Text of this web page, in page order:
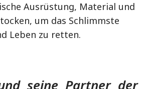
Ausrüstung, Material und
um das Schlimmste
Leben zu retten.
seine Partner der